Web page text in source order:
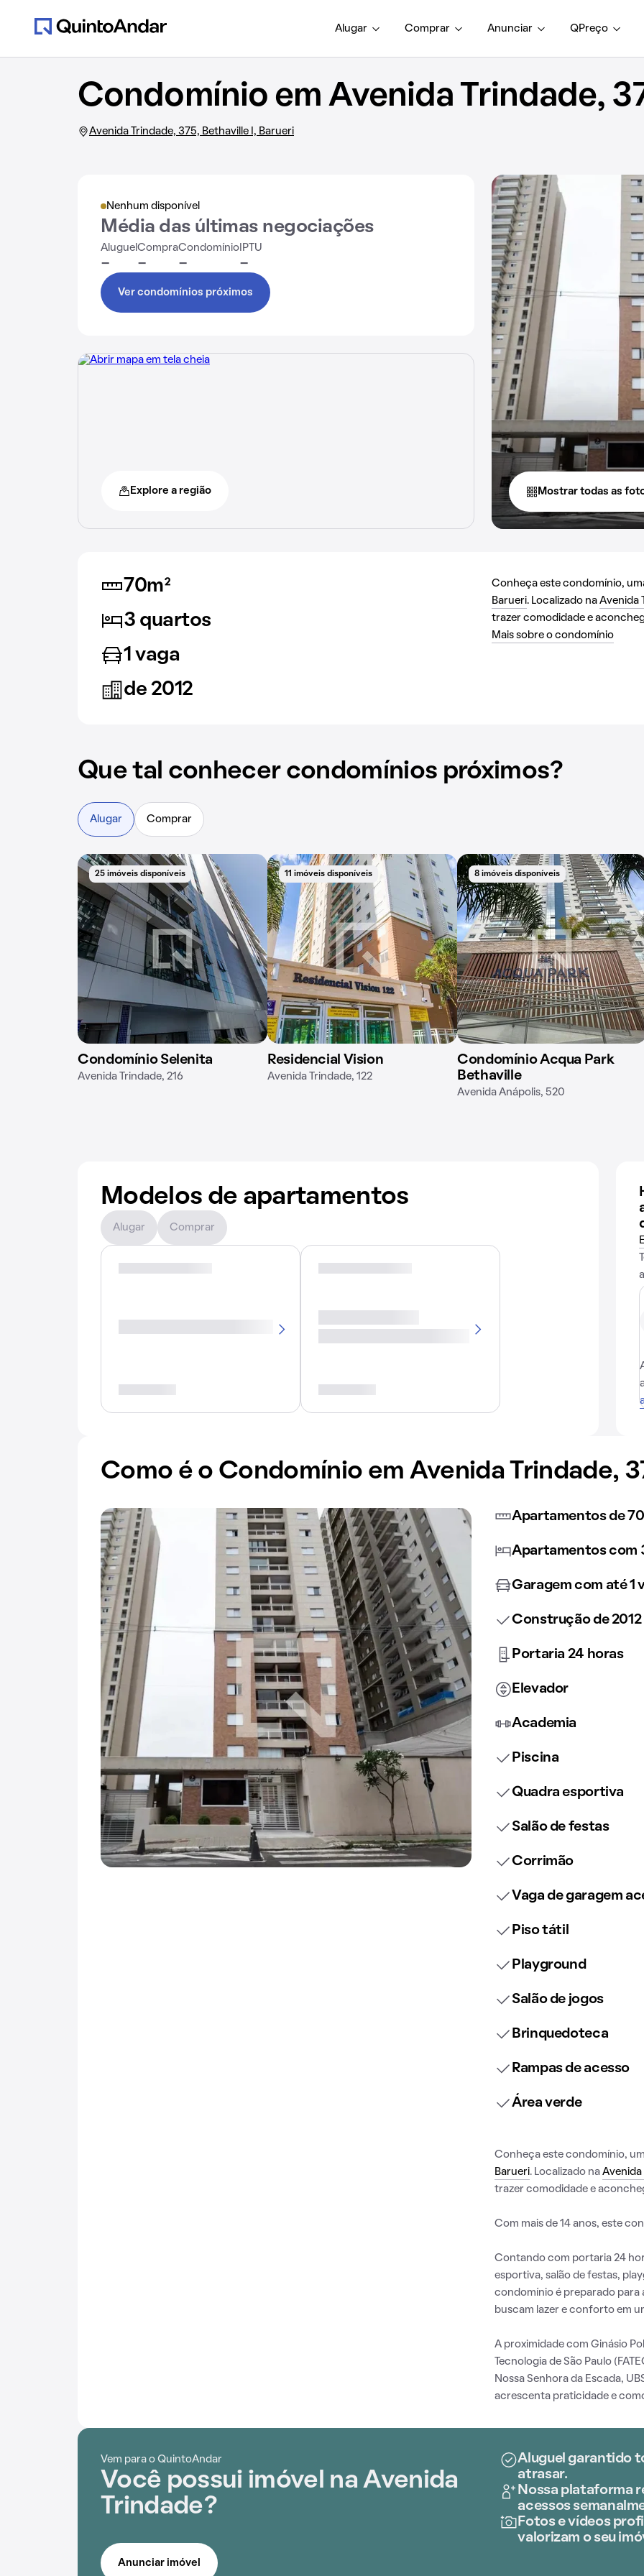
Alugar Comprar Anunciar QPreço
Condomínio em Avenida Trindade,
Avenida Trindade, 375, Bethaville I, Barueri
Nenhum disponível
Média das últimas negociações
Aluguel
-
Compra
-
Condomínio
-
IPTU
-
Ver condomínios próximos
Explore a região Mostrar todas as
70m²
3 quartos
1 vaga
de 2012
Conheça este condomínio,
Barueri. Localizado na Avenida
trazer comodidade e
Mais sobre o condomínio
Que tal conhecer condomínios próximos?
Alugar Comprar
25 imóveis disponíveis
Condomínio Selenita
Avenida Trindade, 216
11 imóveis disponíveis
Residencial Vision
Avenida Trindade, 122
8 imóveis disponíveis
Condomínio Acqua Park
Bethaville
Avenida Anápolis, 520
Modelos de apartamentos
Alugar Comprar
Como é o Condomínio em Avenida Trindade,
Apartamentos de
Apartamentos com
Garagem com até 1
Construção de 2012
Portaria 24 horas
Elevador
Academia
Piscina
Quadra esportiva
Salão de festas
Corrimão
Vaga de garagem
Piso tátil
Playground
Salão de jogos
Brinquedoteca
Rampas de acesso
Área verde
Conheça este condomínio,
Barueri. Localizado na Avenida
trazer comodidade e
Com mais de 14 anos, este
Contando com portaria 24
esportiva, salão de festas,
condomínio é preparado para
buscam lazer e conforto em
A proximidade com Ginásio
Tecnologia de São Paulo
Nossa Senhora da Escada,
acrescenta praticidade e
Vem para o QuintoAndar
Você possui imóvel na Avenida
Trindade?
Aluguel garantido
atrasar.
Nossa plataforma
acessos
Fotos e vídeos
valorizam o seu
Anunciar imóvel